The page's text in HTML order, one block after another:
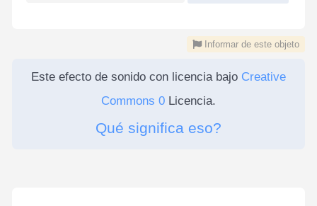
Informar de este objeto
Este efecto de sonido con licencia bajo Creative
Commons 0 Licencia.
Qué significa eso?